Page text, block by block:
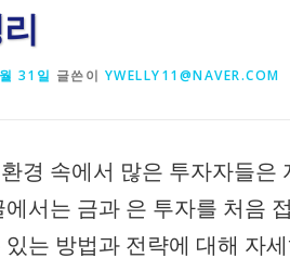
31일 글쓴이 YWELLY11@NAVER.COM
경 속에서 많은 투자자들
서는 금과 은 투자를 처음
는 방법과 전략에 대해 자